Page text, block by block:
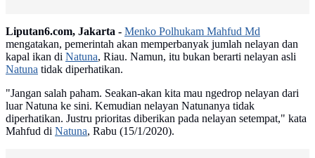
Liputan6.com, Jakarta - Menko Polhukam Mahfud Md
mengatakan, pemerintah akan memperbanyak jumlah nelayan dan
kapal ikan di Natuna, Riau. Namun, itu bukan berarti nelayan asli
Natuna tidak diperhatikan.
"Jangan salah paham. Seakan-akan kita mau ngedrop nelayan dari
luar Natuna ke sini. Kemudian nelayan Natunanya tidak
diperhatikan. Justru prioritas diberikan pada nelayan setempat," kata
Mahfud di Natuna, Rabu (15/1/2020).